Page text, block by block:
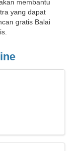
membantu
yang dapat
gratis Balai